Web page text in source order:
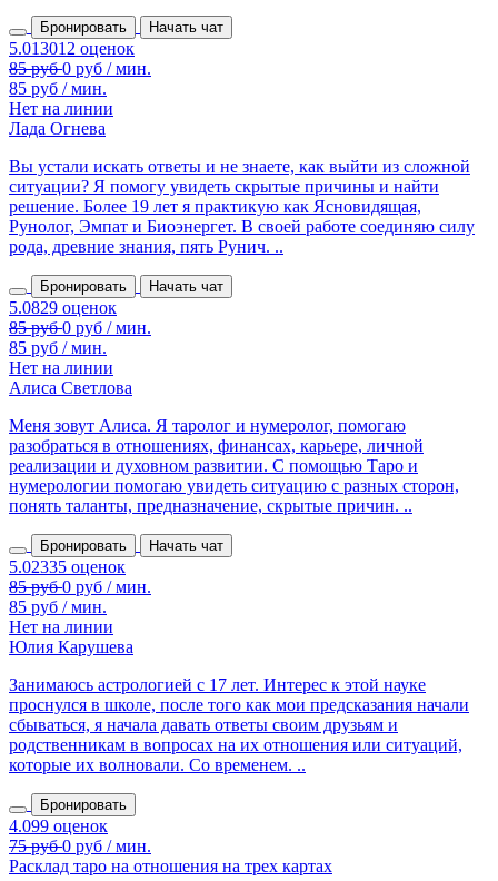
Бронировать Начать чат
85 руб / мин.
Нет на линии
Лада Огнева
Вы устали искать ответы и не знаете, как выйти из сложной
ситуации? Я помогу увидеть скрытые причины и найти
решение. Более 19 лет я практикую как Ясновидящая,
Рунолог, Эмпат и Биоэнергет. В своей работе соединяю силу
рода, древние знания, пять Рунич. ..
Бронировать Начать чат
85 руб / мин.
Нет на линии
Алиса Светлова
Меня зовут Алиса. Я таролог и нумеролог, помогаю
разобраться в отношениях, финансах, карьере, личной
реализации и духовном развитии. С помощью Таро и
нумерологии помогаю увидеть ситуацию с разных сторон,
понять таланты, предназначение, скрытые причин. ..
Бронировать Начать чат
85 руб / мин.
Нет на линии
Юлия Карушева
Занимаюсь астрологией с 17 лет. Интерес к этой науке
проснулся в школе, после того как мои предсказания начали
сбываться, я начала давать ответы своим друзьям и
родственникам в вопросах на их отношения или ситуаций,
которые их волновали. Со временем. ..
Бронировать
Расклад таро на отношения на трех картах